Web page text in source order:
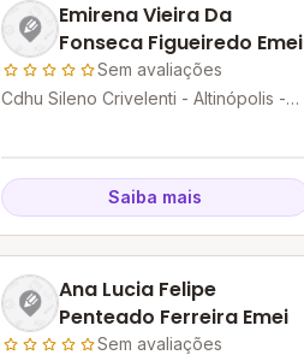
Emirena Vieira Da
Fonseca Figueiredo Emei
Sem avaliações
Cdhu Sileno Crivelenti - Altinópolis -
Saiba mais
Ana Lucia Felipe
Penteado Ferreira Emei
Sem avaliações